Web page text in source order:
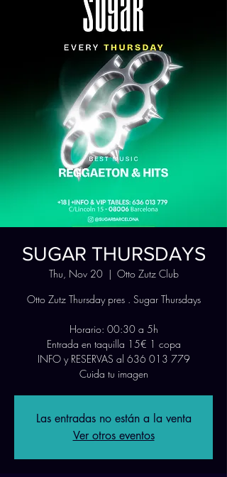
SUGAR THURSDAYS
Thu, Nov 20
  |
Otto Zutz Club
Otto Zutz Thursday pres . Sugar Thursdays
Horario: 00:30 a 5h
Entrada en taquilla 15€ 1 copa
INFO y RESERVAS al 636 013 779
Cuida tu imagen
Las entradas no están a la venta
Ver otros eventos